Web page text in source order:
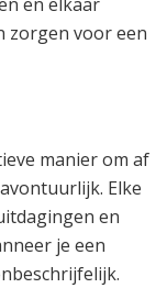
zorgen voor een
manier om af
Elke
en
je een